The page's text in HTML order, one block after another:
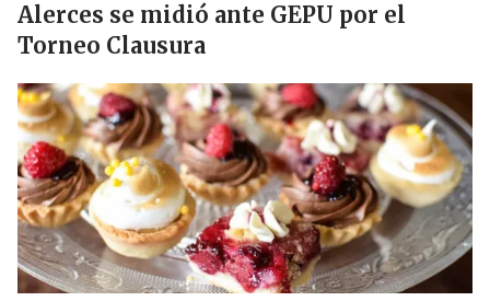
Alerces se midió ante GEPU por el
Torneo Clausura